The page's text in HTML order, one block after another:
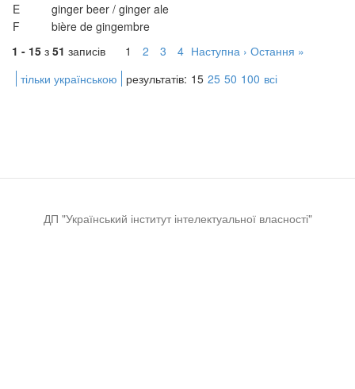
E
ginger beer / ginger ale
F
bière de gingembre
1 - 15 з 51 записів 1 2 3 4 Наступна › Остання »
тільки українською
результатів: 15 25 50 100 всі
ДП "Український інститут інтелектуальної власності"